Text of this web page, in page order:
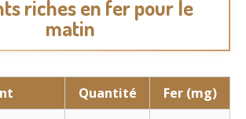
riches en fer pour le
matin
Quantité
Fer (mg)